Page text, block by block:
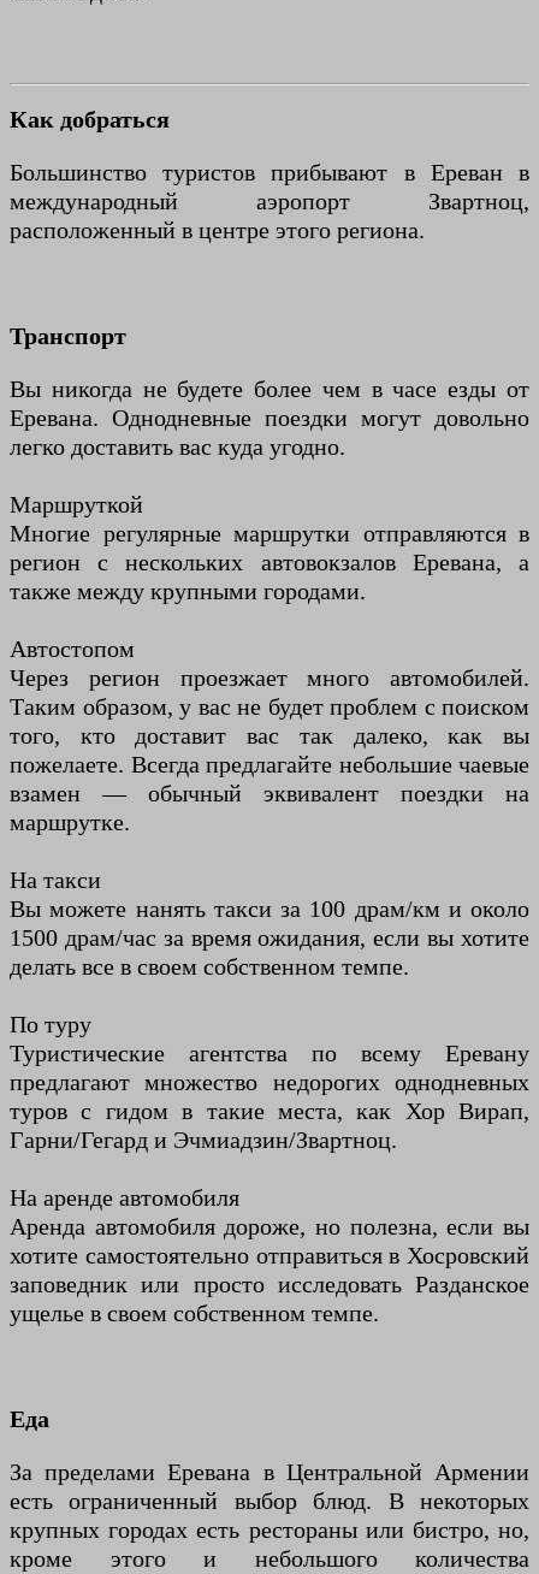
Как добраться
Большинство туристов прибывают в Ереван в
международный аэропорт Звартноц,
расположенный в центре этого региона.
Транспорт
Вы никогда не будете более чем в часе езды от
Еревана. Однодневные поездки могут довольно
легко доставить вас куда угодно.
Маршруткой
Многие регулярные маршрутки отправляются в
регион с нескольких автовокзалов Еревана, а
также между крупными городами.
Автостопом
Через регион проезжает много автомобилей.
Таким образом, у вас не будет проблем с поиском
того, кто доставит вас так далеко, как вы
пожелаете. Всегда предлагайте небольшие чаевые
взамен — обычный эквивалент поездки на
маршрутке.
На такси
Вы можете нанять такси за 100 драм/км и около
1500 драм/час за время ожидания, если вы хотите
делать все в своем собственном темпе.
По туру
Туристические агентства по всему Еревану
предлагают множество недорогих однодневных
туров с гидом в такие места, как Хор Вирап,
Гарни/Гегард и Эчмиадзин/Звартноц.
На аренде автомобиля
Аренда автомобиля дороже, но полезна, если вы
хотите самостоятельно отправиться в Хосровский
заповедник или просто исследовать Разданское
ущелье в своем собственном темпе.
Еда
За пределами Еревана в Центральной Армении
есть ограниченный выбор блюд. В некоторых
крупных городах есть рестораны или бистро, но,
кроме этого и небольшого количества